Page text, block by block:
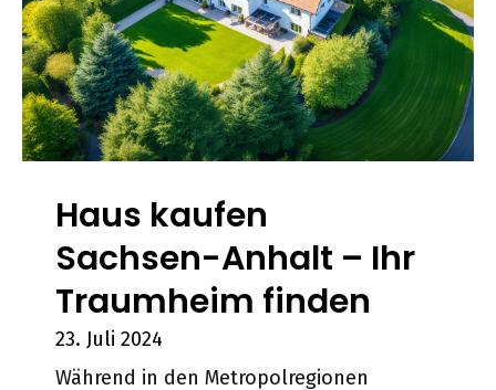
Haus kaufen
Sachsen-Anhalt – Ihr
Traumheim finden
23. Juli 2024
Während in den Metropolregionen